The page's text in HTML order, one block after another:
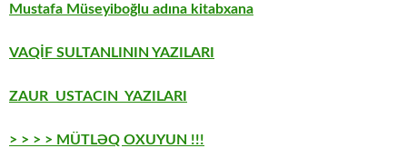
Mustafa Müseyiboğlu adına kitabxana
VAQİF SULTANLININ YAZILARI
ZAUR USTACIN YAZILARI
> > > > MÜTLƏQ OXUYUN !!!